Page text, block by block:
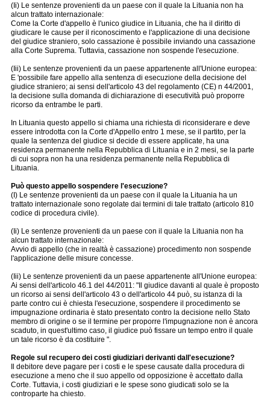
(Ii) Le sentenze provenienti da un paese con il quale la Lituania non ha
alcun trattato internazionale:
Come la Corte d'appello è l'unico giudice in Lituania, che ha il diritto di
giudicare le cause per il riconoscimento e l'applicazione di una decisione
del giudice straniero, solo cassazione è possibile inviando una cassazione
alla Corte Suprema. Tuttavia, cassazione non sospende l'esecuzione.
(Iii) Le sentenze provenienti da un paese appartenente all'Unione europea:
E 'possibile fare appello alla sentenza di esecuzione della decisione del
giudice straniero; ai sensi dell'articolo 43 del regolamento (CE) n 44/2001,
la decisione sulla domanda di dichiarazione di esecutività può proporre
ricorso da entrambe le parti.
In Lituania questo appello si chiama una richiesta di riconsiderare e deve
essere introdotta con la Corte d'Appello entro 1 mese, se il partito, per la
quale la sentenza del giudice si decide di essere applicate, ha una
residenza permanente nella Repubblica di Lituania e in 2 mesi, se la parte
di cui sopra non ha una residenza permanente nella Repubblica di
Lituania.
Può questo appello sospendere l'esecuzione?
(I) Le sentenze provenienti da un paese con il quale la Lituania ha un
trattato internazionale sono regolate dai termini di tale trattato (articolo 810
codice di procedura civile).
(Ii) Le sentenze provenienti da un paese con il quale la Lituania non ha
alcun trattato internazionale:
Avvio di appello (che in realtà è cassazione) procedimento non sospende
l'applicazione delle misure concesse.
(Iii) Le sentenze provenienti da un paese appartenente all'Unione europea:
Ai sensi dell'articolo 46.1 del 44/2011: "Il giudice davanti al quale è proposto
un ricorso ai sensi dell'articolo 43 o dell'articolo 44 può, su istanza di la
parte contro cui è chiesta l'esecuzione, sospendere il procedimento se
impugnazione ordinaria è stato presentato contro la decisione nello Stato
membro di origine o se il termine per proporre l'impugnazione non è ancora
scaduto, in quest'ultimo caso, il giudice può fissare un tempo entro il quale
un tale ricorso è da costituire ".
Regole sul recupero dei costi giudiziari derivanti dall'esecuzione?
Il debitore deve pagare per i costi e le spese causate dalla procedura di
esecuzione a meno che il suo appello od opposizione è accettato dalla
Corte. Tuttavia, i costi giudiziari e le spese sono giudicati solo se la
controparte ha chiesto.